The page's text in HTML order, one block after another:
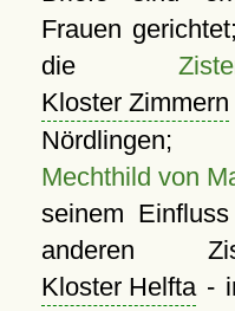
Frauen
die
Kloster Zimmern
Mechthild von
seinem
anderen
Kloster Helfta-